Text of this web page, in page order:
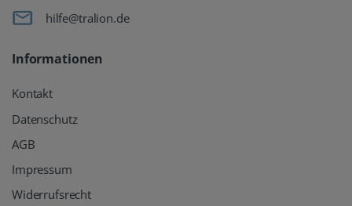
hilfe@tralion.de
Informationen
Kontakt
Datenschutz
AGB
Impressum
Widerrufsrecht